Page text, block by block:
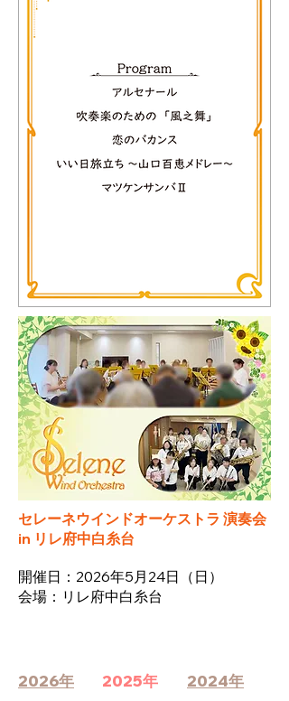
セレーネウインドオーケストラ 演奏会
in リレ府中白糸台
​開催日：2026年5月24日 （ 日）
​会場：リレ府中白糸台
2026年 2025年
2024年